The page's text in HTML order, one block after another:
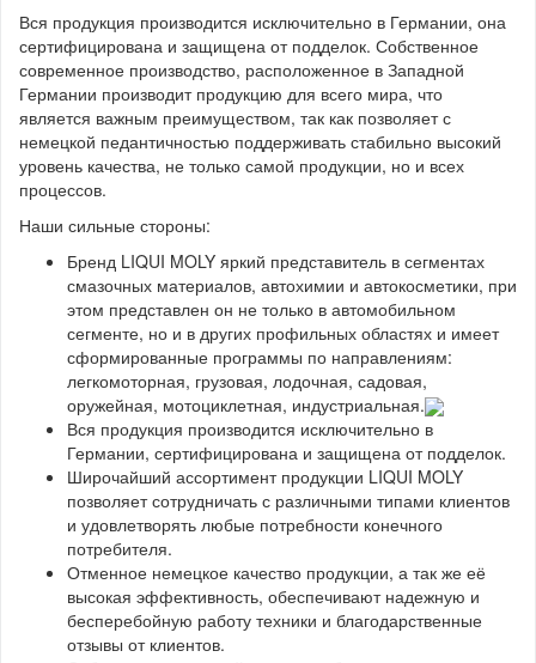
Вся продукция производится исключительно в Германии, она
сертифицирована и защищена от подделок. Собственное
современное производство, расположенное в Западной
Германии производит продукцию для всего мира, что
является важным преимуществом, так как позволяет с
немецкой педантичностью поддерживать стабильно высокий
уровень качества, не только самой продукции, но и всех
процессов.
Наши сильные стороны:
Бренд LIQUI MOLY яркий представитель в сегментах
смазочных материалов, автохимии и автокосметики, при
этом представлен он не только в автомобильном
сегменте, но и в других профильных областях и имеет
сформированные программы по направлениям:
легкомоторная, грузовая, лодочная, садовая,
оружейная, мотоциклетная, индустриальная.
Вся продукция производится исключительно в
Германии, сертифицирована и защищена от подделок.
Широчайший ассортимент продукции LIQUI MOLY
позволяет сотрудничать с различными типами клиентов
и удовлетворять любые потребности конечного
потребителя.
Отменное немецкое качество продукции, а так же её
высокая эффективность, обеспечивают надежную и
бесперебойную работу техники и благодарственные
отзывы от клиентов.